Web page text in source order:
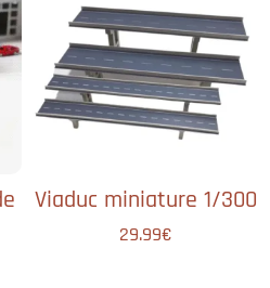
Viaduc miniature 1/300
29.99€